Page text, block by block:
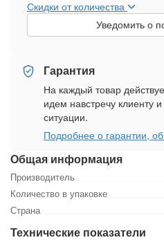
Общая информация
Производитель
Количество в упаковке
Страна
Технические показатели
Скидки от количества
Уведомить о
Гарантия
На каждый товар
идем навстречу клиенту
ситуации.
Подробнее о гарантии,